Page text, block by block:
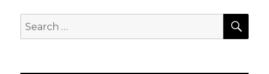
Search
for: